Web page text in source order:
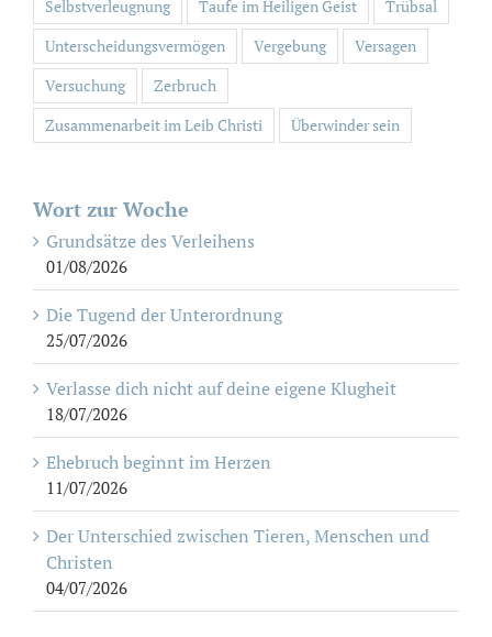
Selbstverleugnung Taufe im Heiligen Geist
Trübsal
Unterscheidungsvermögen
Vergebung
Versagen
Versuchung
Zerbruch
Zusammenarbeit im Leib Christi
Überwinder sein
Wort zur Woche
Grundsätze des Verleihens
01/08/2026
Die Tugend der Unterordnung
25/07/2026
Verlasse dich nicht auf deine eigene Klugheit
18/07/2026
Ehebruch beginnt im Herzen
11/07/2026
Der Unterschied zwischen Tieren, Menschen und
Christen
04/07/2026